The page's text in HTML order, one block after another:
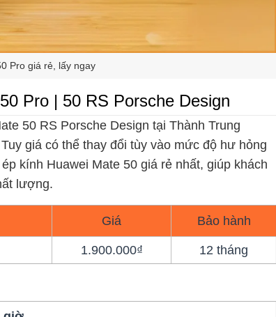
Pro giá rẻ, lấy ngay
Pro | 50 RS Porsche Design
50 RS Porsche Design tại Thành Trung
giá có thể thay đổi tùy vào mức độ hư hỏng
kính Huawei Mate 50 giá rẻ nhất, giúp khách
lượng.
Giá Bảo hành
1.900.000₫ 12 tháng